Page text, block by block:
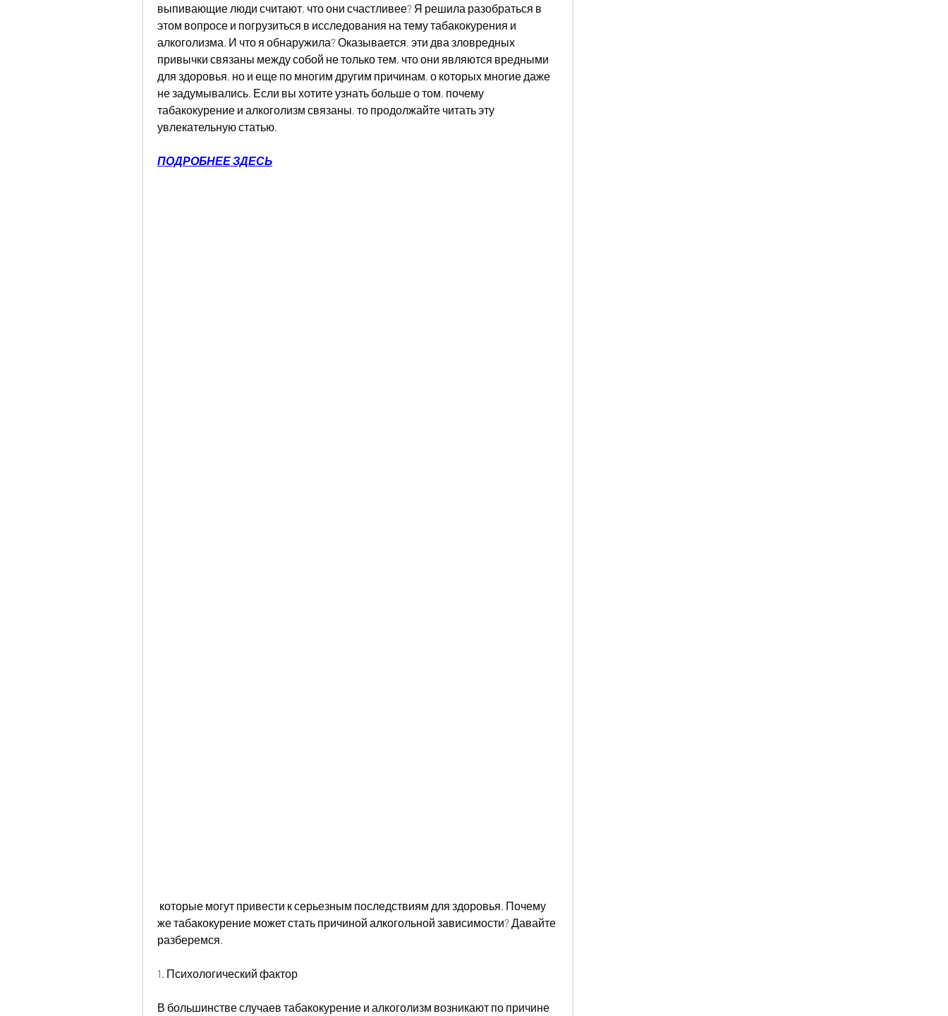
выпивающие люди считают, что они счастливее? Я решила разобраться в
этом вопросе и погрузиться в исследования на тему табакокурения и
алкоголизма. И что я обнаружила? Оказывается, эти два зловредных
привычки связаны между собой не только тем, что они являются вредными
для здоровья, но и еще по многим другим причинам, о которых многие даже
не задумывались. Если вы хотите узнать больше о том, почему
табакокурение и алкоголизм связаны, то продолжайте читать эту
увлекательную статью.
ПОДРОБНЕЕ ЗДЕСЬ
же табакокурение может стать причиной алкогольной зависимости? Давайте
разберемся.
1. Психологический фактор
В большинстве случаев табакокурение и алкоголизм возникают по причине